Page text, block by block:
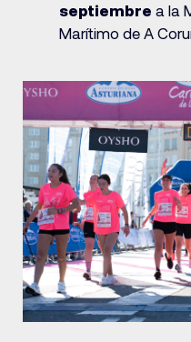
septiembre a la
Marítimo de A